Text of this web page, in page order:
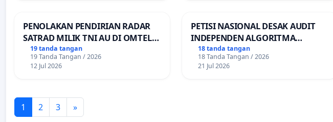
PENOLAKAN PENDIRIAN RADAR
SATRAD MILIK TNI AU DI OMTEL
KECAMATAN ALOR BARAT LAUT,
KABUPATEN ALOR
19 tanda tangan
19 Tanda Tangan / 2026
12 Jul 2026
PETISI NASIONAL DESAK AUDIT
INDEPENDEN ALGORITMA
PEMBAGIAN ORDER
TRANSPORTASI ONLINE
18 tanda tangan
18 Tanda Tangan / 2026
21 Jul 2026
1 2 3 »